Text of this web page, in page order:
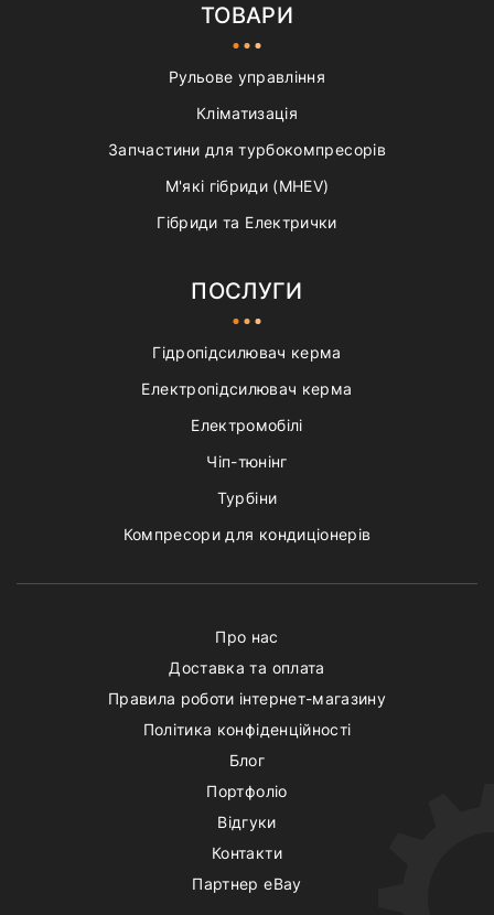
ТОВАРИ
Рульове управління
Кліматизація
Запчастини для турбокомпресорів
М'які гібриди (MHEV)
Гібриди та Електрички
ПОСЛУГИ
Гідропідсилювач керма
Електропідсилювач керма
Електромобілі
Чіп-тюнінг
Турбіни
Компресори для кондиціонерів
Про нас
Доставка та оплата
Правила роботи інтернет-магазину
Політика конфіденційності
Блог
Портфоліо
Відгуки
Контакти
Партнер eBay